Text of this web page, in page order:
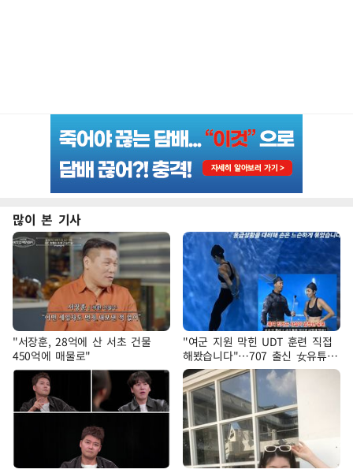
많이 본 기사
"서장훈, 28억에 산 서초 건물
450억에 매물로"
"여군 지원 막힌 UDT 훈련 직접
해봤습니다"…707 출신 女유튜버
'완벽 소화'